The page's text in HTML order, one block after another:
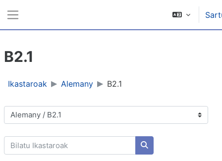
B2.1
Ikastaroak Alemany B2.1
Ikastaro-kategoriak
Bilatu Ikastaroak
Bilatu Ikastaroak